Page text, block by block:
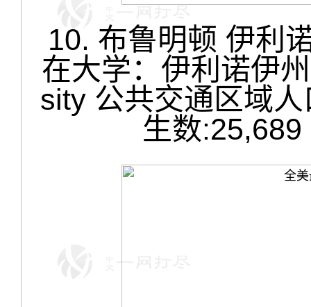
10. 布鲁明顿 伊利
在大学：伊利诺伊
sity 公共交通区域
生数